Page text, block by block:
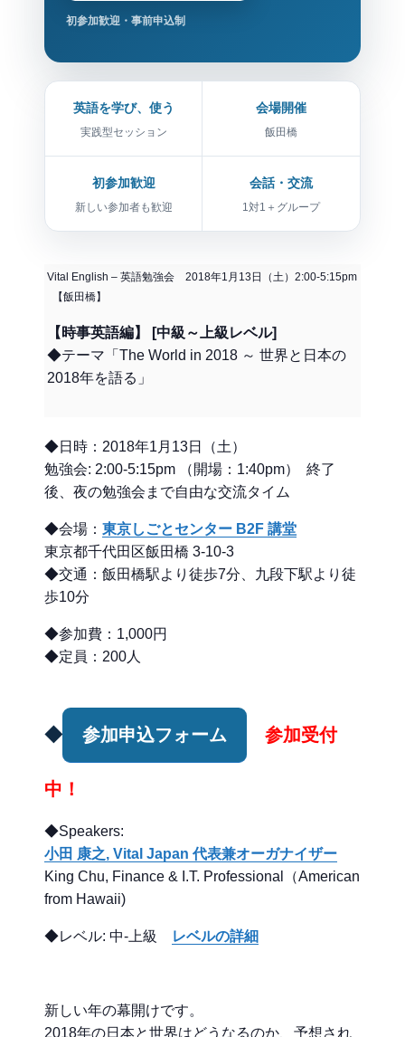
初参加歓迎・事前申込制
英語を学び、使う
実践型セッション
会場開催
飯田橋
初参加歓迎
新しい参加者も歓迎
会話・交流
1対1＋グループ
Vital English – 英語勉強会 2018年1月13日（土）2:00-5:15pm
【飯田橋】
【時事英語編】 [中級～上級レベル]
◆テーマ「The World in 2018 ～ 世界と日本の
2018年を語る」
◆日時：2018年1月13日（土）
勉強会: 2:00-5:15pm （開場：1:40pm） 終了
後、夜の勉強会まで自由な交流タイム
◆会場： 東京しごとセンター B2F 講堂
東京都千代田区飯田橋 3-10-3
◆交通：飯田橋駅より徒歩7分、九段下駅より徒
歩10分
◆参加費：1,000円
◆定員：200人
◆ 参加申込フォーム 参加受付
中！
◆Speakers:
小田 康之, Vital Japan 代表兼オーガナイザー
King Chu, Finance & I.T. Professional（American
from Hawaii)
◆レベル: 中-上級 レベルの詳細
新しい年の幕開けです。
2018年の日本と世界はどうなるのか、予想され